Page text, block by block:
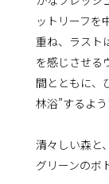
ットリーフを
重ね、ラスト
を感じさせる
間とともに、
林浴”するよ
清々しい森と
グリーンのボ